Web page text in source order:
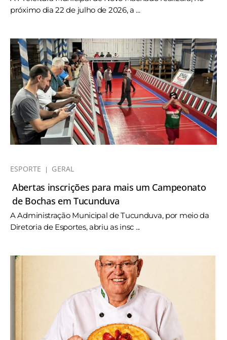
próximo dia 22 de julho de 2026, a ...
ESPORTE GERAL
Abertas inscrições para mais um Campeonato
de Bochas em Tucunduva
A Administração Municipal de Tucunduva, por meio da
Diretoria de Esportes, abriu as insc ...